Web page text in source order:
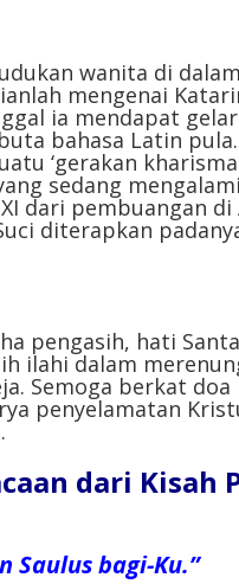
wanita di
mengenai
ia mendapat
bahasa Latin
‘gerakan
sedang
dari pembuangan di
diterapkan
pengasih, hati
ilahi dalam
Semoga berkat
penyelamatan
dari Kisah
Saulus bagi-Ku.”